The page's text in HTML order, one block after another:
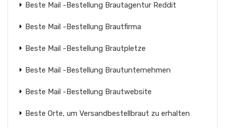
Beste Mail -Bestellung Brautagentur Reddit
Beste Mail -Bestellung Brautfirma
Beste Mail -Bestellung Brautpletze
Beste Mail -Bestellung Brautunternehmen
Beste Mail -Bestellung Brautwebsite
Beste Orte, um Versandbestellbraut zu erhalten